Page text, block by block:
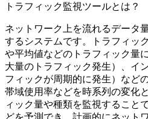
トラフィック監視ツールとは？
ネットワーク上を流れるデータ
するシステムです。トラフィッ
や平均値などのトラフィック量
大量のトラフィック発生）、イ
フィックが周期的に発生）など
帯域使用率などを時系列の変化
ィック量や種類を監視すること
どを予測でき、計画的にネット